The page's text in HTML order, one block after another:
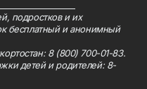
подростков и их
бесплатный и анонимный
8 (800) 700-01-83.
детей и родителей: 8-